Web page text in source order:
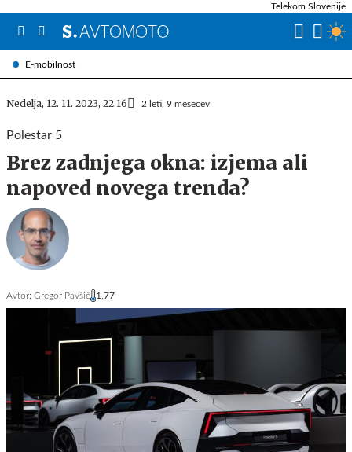
E-mobilnost
Telekom Slovenije
Nedelja, 12. 11. 2023, 22.16 2 leti, 9 mesecev
Polestar 5
Brez zadnjega okna: izjema ali
napoved novega trenda?
Avtor: Gregor Pavšič 1,77